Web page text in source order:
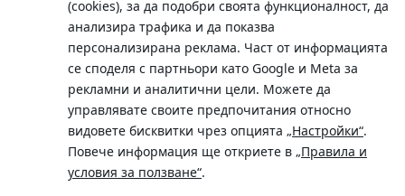
(cookies), за да подобри своята функционалност, да
анализира трафика и да показва
персонализирана реклама. Част от информацията
се споделя с партньори като Google и Meta за
рекламни и аналитични цели. Можете да
управлявате своите предпочитания относно
видовете бисквитки чрез опцията „Настройки“.
Повече информация ще откриете в „Правила и
условия за ползване“.
Телефон:
0700 10 375 / *2375
Московска No.19 / ул. Г. Бенковски No. 5, София 1036
SWIFT/BIC: